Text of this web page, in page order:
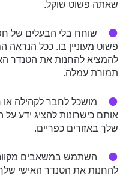
שאתה פשוט שוקל.
שוחח בלי הבעלים של
פשוט מעוניין בו. ככל הנראה
להמציא להחנות את הטנדר
תמורת עמלה.
מושכל לחבר לקהילה או
אותם כישרונות להציג ידע
שלך באזורים כפריים.
השתמש במשאבים
להחנות את הטנדר האישי שלך.